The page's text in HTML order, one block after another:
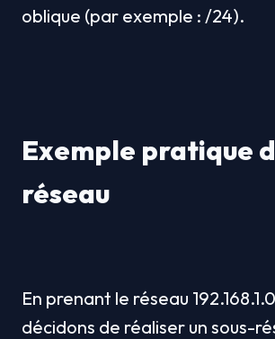
oblique (par exemple : /24).
Exemple pratique
réseau
En prenant le réseau
décidons de réaliser un sous-